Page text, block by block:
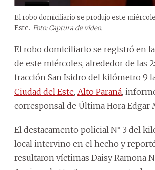
El robo domiciliario se produjo este
Este. Foto: Captura de video.
El robo domiciliario se registró en
de este miércoles, alrededor de las
fracción San Isidro del kilómetro 9
Ciudad del Este, Alto Paraná,
corresponsal de Última Hora Edgar
El destacamento policial N° 3 del
local intervino en el hecho y
resultaron víctimas Daisy Ramona